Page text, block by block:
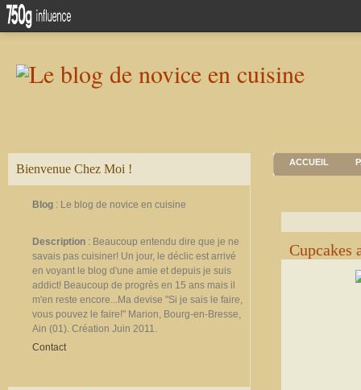
Bienvenue Chez Moi !
Blog : Le blog de novice en cuisine
Description : Beaucoup entendu dire que je ne
savais pas cuisiner! Un jour, le déclic est arrivé
en voyant le blog d'une amie et depuis je suis
addict! Beaucoup de progrès en 15 ans mais il
m'en reste encore...Ma devise "Si je sais le faire,
vous pouvez le faire!" Marion, Bourg-en-Bresse,
Ain (01). Création Juin 2011.
Contact
ACCUEIL
Cupcakes